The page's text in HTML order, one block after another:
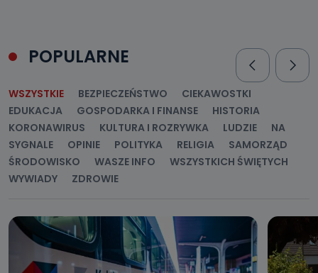
POPULARNE
WSZYSTKIE BEZPIECZEŃSTWO
CIEKAWOSTKI
EDUKACJA
GOSPODARKA I FINANSE
HISTORIA
KORONAWIRUS
KULTURA I ROZRYWKA LUDZIE
NA
SYGNALE
OPINIE POLITYKA RELIGIA
SAMORZĄD
ŚRODOWISKO
WASZE INFO
WSZYSTKICH ŚWIĘTYCH
WYWIADY
ZDROWIE